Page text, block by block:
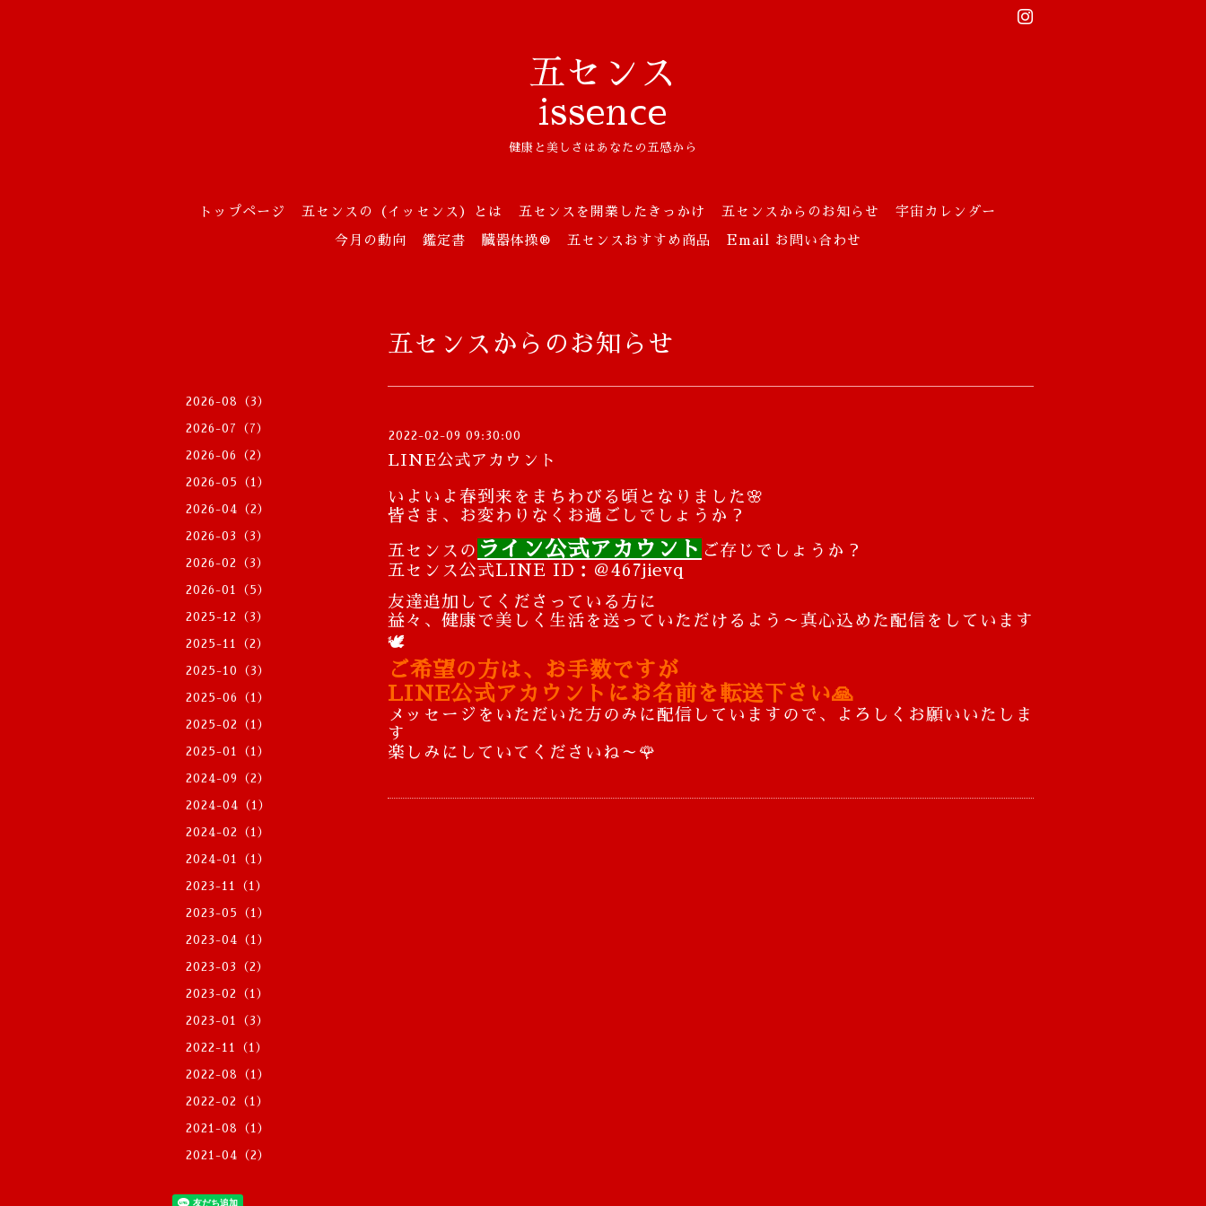
五センス
issence
健康と美しさはあなたの五感から
トップページ 五センスの（イッセンス）とは 五センスを開業したきっかけ 五センスからのお知らせ 宇宙カレンダー
今月の動向 鑑定書 臓器体操® 五センスおすすめ商品 Email お問い合わせ
五センスからのお知らせ
2022-02-09 09:30:00
LINE公式アカウント
いよいよ春到来をまちわびる頃となりました🌸
皆さま、お変わりなくお過ごしでしょうか？
五センスの ライン公式アカウント ご存じでしょうか？
五センス公式LINE ID：＠467jievq
友達追加してくださっている方に
益々、健康で美しく生活を送っていただけるよう～真心込めた配信をしています
🕊
ご希望の方は、お手数ですが
LINE公式アカウントにお名前を転送下さい🙏
メッセージをいただいた方のみに配信していますので、よろしくお願いいたしま
す
楽しみにしていてくださいね～🌹
2026-08（3）
2026-07（7）
2026-06（2）
2026-05（1）
2026-04（2）
2026-03（3）
2026-02（3）
2026-01（5）
2025-12（3）
2025-11（2）
2025-10（3）
2025-06（1）
2025-02（1）
2025-01（1）
2024-09（2）
2024-04（1）
2024-02（1）
2024-01（1）
2023-11（1）
2023-05（1）
2023-04（1）
2023-03（2）
2023-02（1）
2023-01（3）
2022-11（1）
2022-08（1）
2022-02（1）
2021-08（1）
2021-04（2）